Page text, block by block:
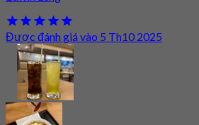
Được đánh giá vào 5 Th10 2025